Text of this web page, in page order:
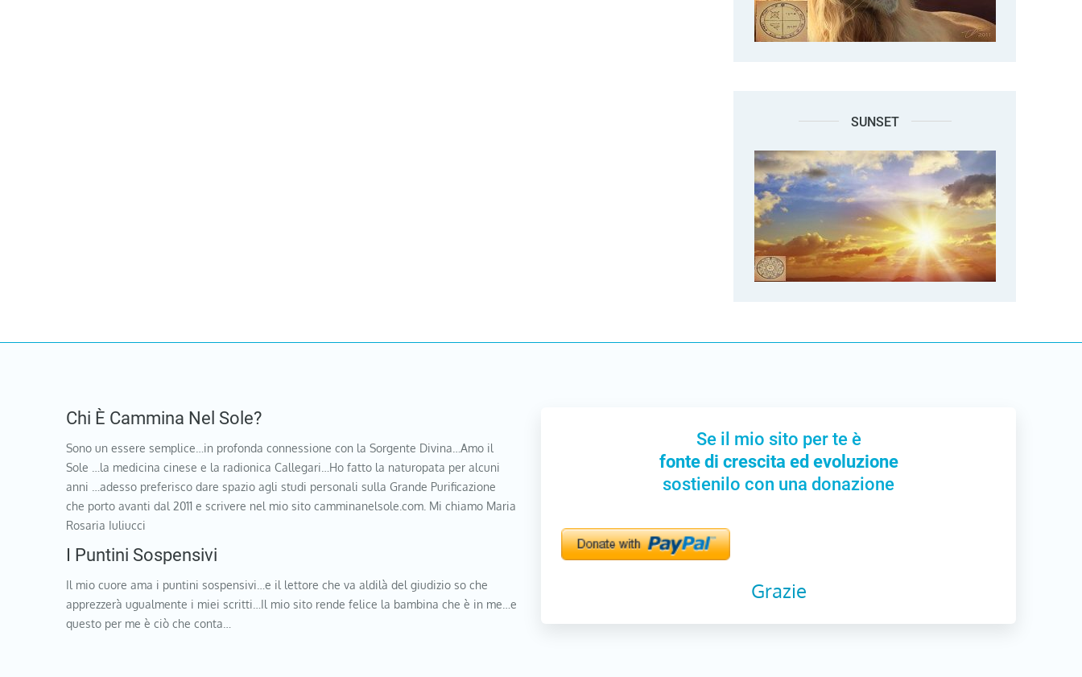
SUNSET
Chi È Cammina Nel Sole?
Sono un essere semplice…in profonda connessione con la Sorgente Divina…Amo il
Sole …la medicina cinese e la radionica Callegari…Ho fatto la naturopata per alcuni
anni …adesso preferisco dare spazio agli studi personali sulla Grande Purificazione
che porto avanti dal 2011 e scrivere nel mio sito camminanelsole.com. Mi chiamo Maria
Rosaria Iuliucci
I Puntini Sospensivi
Il mio cuore ama i puntini sospensivi…e il lettore che va aldilà del giudizio so che
apprezzerà ugualmente i miei scritti…Il mio sito rende felice la bambina che è in me…e
questo per me è ciò che conta…
Se il mio sito per te è
fonte di crescita ed evoluzione
sostienilo con una donazione
Grazie